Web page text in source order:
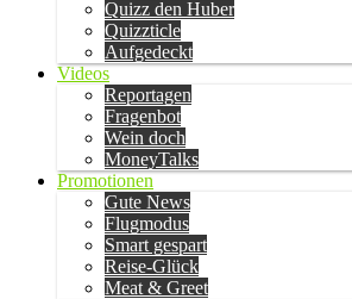
Quizz den Huber
Quizzticle
Aufgedeckt
Videos
Reportagen
Fragenbot
Wein doch
MoneyTalks
Promotionen
Gute News
Flugmodus
Smart gespart
Reise-Glück
Meat & Greet